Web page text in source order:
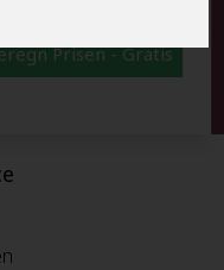
Prisen - Gratis